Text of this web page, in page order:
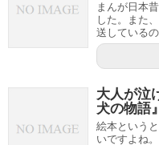
まんが日本
した。また
送している
大人が泣
犬の物語
絵本という
いですよね